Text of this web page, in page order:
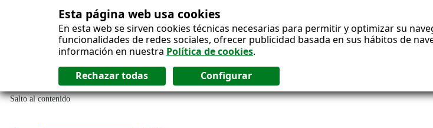
Esta página web usa cookies
En esta web se sirven cookies técnicas necesarias para permitir y optimizar su
funcionalidades de redes sociales, ofrecer publicidad basada en sus hábitos de
información en nuestra Política de cookies.
Salto al contenido